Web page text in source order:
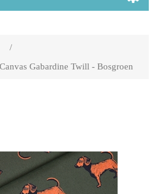
/
Gabardine Twill - Bosgroen